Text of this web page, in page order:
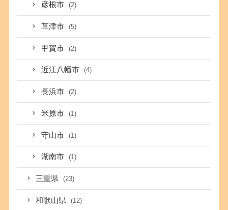
彦根市 (2)
草津市 (5)
甲賀市 (2)
近江八幡市 (4)
長浜市 (2)
米原市 (1)
守山市 (1)
湖南市 (1)
三重県 (23)
和歌山県 (12)